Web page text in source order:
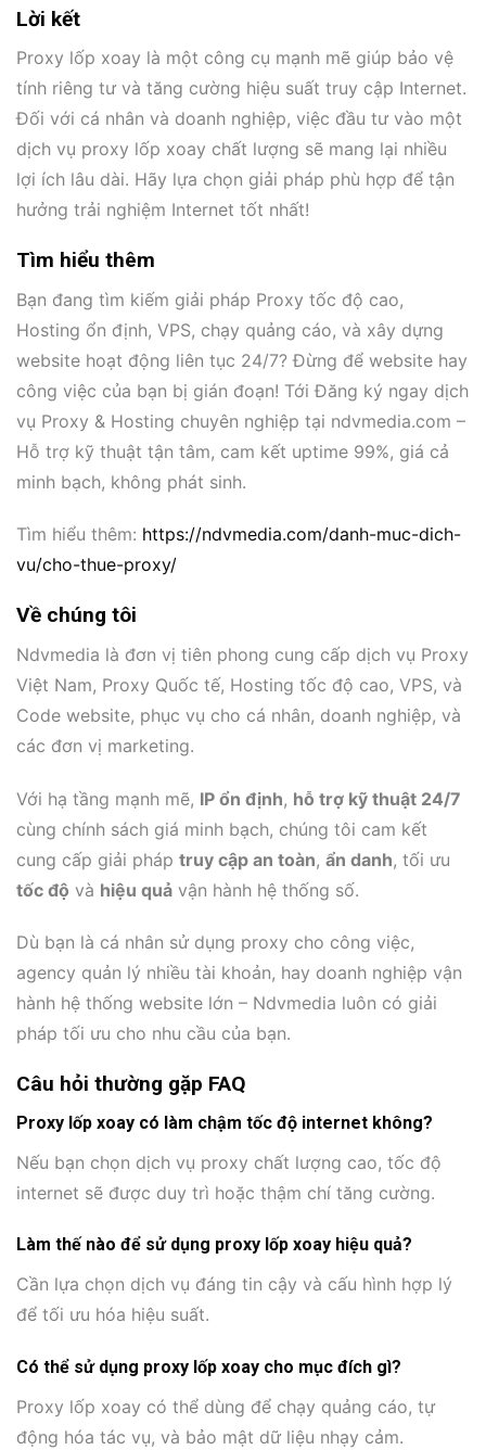
Lời kết
Proxy lốp xoay là một công cụ mạnh mẽ giúp bảo vệ
tính riêng tư và tăng cường hiệu suất truy cập Internet.
Đối với cá nhân và doanh nghiệp, việc đầu tư vào một
dịch vụ proxy lốp xoay chất lượng sẽ mang lại nhiều
lợi ích lâu dài. Hãy lựa chọn giải pháp phù hợp để tận
hưởng trải nghiệm Internet tốt nhất!
Tìm hiểu thêm
Bạn đang tìm kiếm giải pháp Proxy tốc độ cao,
Hosting ổn định, VPS, chạy quảng cáo, và xây dựng
website hoạt động liên tục 24/7? Đừng để website hay
công việc của bạn bị gián đoạn! Tới Đăng ký ngay dịch
vụ Proxy & Hosting chuyên nghiệp tại ndvmedia.com –
Hỗ trợ kỹ thuật tận tâm, cam kết uptime 99%, giá cả
minh bạch, không phát sinh.
Tìm hiểu thêm: https://ndvmedia.com/danh-muc-dich-
vu/cho-thue-proxy/
Về chúng tôi
Ndvmedia là đơn vị tiên phong cung cấp dịch vụ Proxy
Việt Nam, Proxy Quốc tế, Hosting tốc độ cao, VPS, và
Code website, phục vụ cho cá nhân, doanh nghiệp, và
các đơn vị marketing.
Với hạ tầng mạnh mẽ, IP ổn định, hỗ trợ kỹ thuật 24/7
cùng chính sách giá minh bạch, chúng tôi cam kết
cung cấp giải pháp truy cập an toàn, ẩn danh, tối ưu
tốc độ và hiệu quả vận hành hệ thống số.
Dù bạn là cá nhân sử dụng proxy cho công việc,
agency quản lý nhiều tài khoản, hay doanh nghiệp vận
hành hệ thống website lớn – Ndvmedia luôn có giải
pháp tối ưu cho nhu cầu của bạn.
Câu hỏi thường gặp FAQ
Proxy lốp xoay có làm chậm tốc độ internet không?
Nếu bạn chọn dịch vụ proxy chất lượng cao, tốc độ
internet sẽ được duy trì hoặc thậm chí tăng cường.
Làm thế nào để sử dụng proxy lốp xoay hiệu quả?
Cần lựa chọn dịch vụ đáng tin cậy và cấu hình hợp lý
để tối ưu hóa hiệu suất.
Có thể sử dụng proxy lốp xoay cho mục đích gì?
Proxy lốp xoay có thể dùng để chạy quảng cáo, tự
động hóa tác vụ, và bảo mật dữ liệu nhạy cảm.